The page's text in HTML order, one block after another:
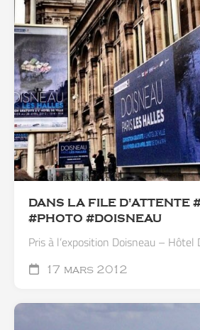
DANS LA FILE D'ATTENTE
#PHOTO #DOISNEAU
Pris à l’exposition Doisneau – Hôtel
17 mars 2012